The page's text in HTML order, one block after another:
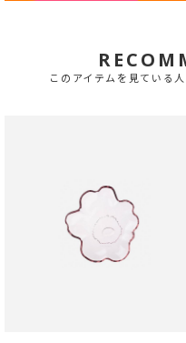
このアイテムを見ている